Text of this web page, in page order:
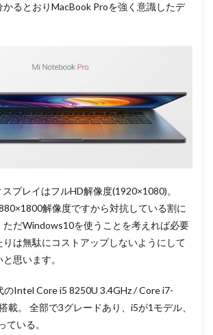
るとおりMacBook Proを強く意識したデ
プレイはフルHD解像度(1920×1080)。
解像度ですから対抗している割に
ただWindows10を使うことを考えれば必要
りは無駄にコストアップしないようにして
思います。
のIntel Core i5 8250U 3.4GHz / Core i7-
載。 全部で3グレードあり、i5が1モデル、
ている。